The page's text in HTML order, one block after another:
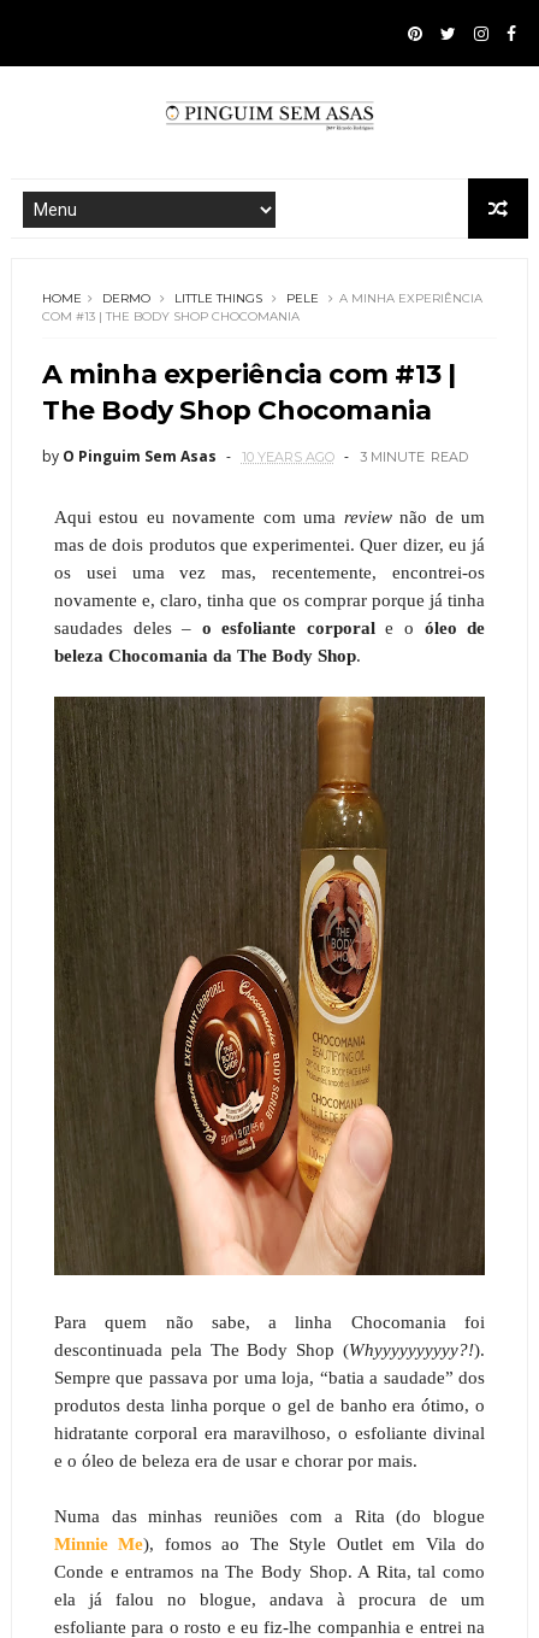
HOME DERMO LITTLE THINGS PELE
A MINHA EXPERIÊNCIA
COM #13 | THE BODY SHOP CHOCOMANIA
A minha experiência com #13 |
The Body Shop Chocomania
by O Pinguim Sem Asas 10 YEARS AGO 3 MINUTE READ
Aqui estou eu novamente com uma reviewnão de um
mas de dois produtos que experimentei. Quer dizer, eu já
os usei uma vez mas, recentemente, encontrei-os
novamente e, claro, tinha que os comprar porque já tinha
saudades deles – o esfoliante corporale o óleo de
beleza Chocomania da The Body Shop.
Para quem não sabe, a linha Chocomania foi
descontinuada pela The Body Shop (Whyyyyyyyyyy?!).
Sempre que passava por uma loja, “batia a saudade” dos
produtos desta linha porque o gel de banho era ótimo, o
hidratante corporal era maravilhoso, o esfoliante divinal
e o óleo de beleza era de usar e chorar por mais.
Numa das minhas reuniões com a Rita (do blogue
Minnie Me), fomos ao The Style Outlet em Vila do
Conde e entramos na The Body Shop. A Rita, tal como
ela já falou no blogue, andava à procura de um
esfoliante para o rosto e eu fiz-lhe companhia e entrei na